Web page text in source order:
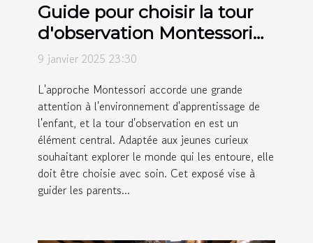
Guide pour choisir la tour
d'observation Montessori
adaptée à votre enfant
9 janvier 2025 23:30
L'approche Montessori accorde une grande
attention à l'environnement d'apprentissage de
l'enfant, et la tour d'observation en est un
élément central. Adaptée aux jeunes curieux
souhaitant explorer le monde qui les entoure, elle
doit être choisie avec soin. Cet exposé vise à
guider les parents...